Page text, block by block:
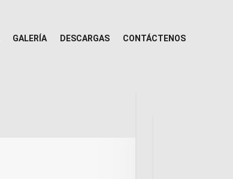
GALERÍA DESCARGAS CONTÁCTENOS